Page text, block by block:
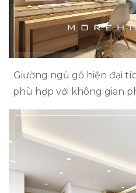
Giường ngủ gỗ hiện đại
phù hợp với không gian